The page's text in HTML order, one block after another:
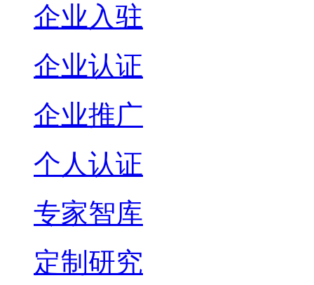
企业入驻
企业认证
企业推广
个人认证
专家智库
定制研究